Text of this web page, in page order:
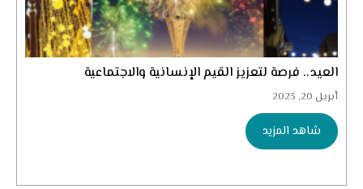
العيد.. فرصة لتعزيز القيم الإنسانية والاجتماعية
أبريل 20, 2023
شاهد المزيد